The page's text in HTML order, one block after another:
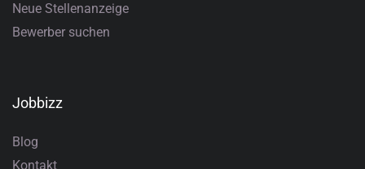
Neue Stellenanzeige
Bewerber suchen
Jobbizz
Blog
Kontakt